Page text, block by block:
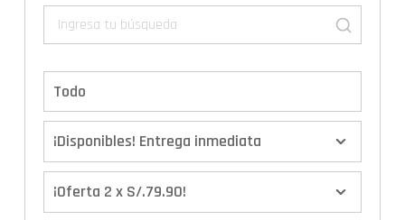
Todo
¡Disponibles! Entrega inmediata
¡Oferta 2 x S/.79.90!